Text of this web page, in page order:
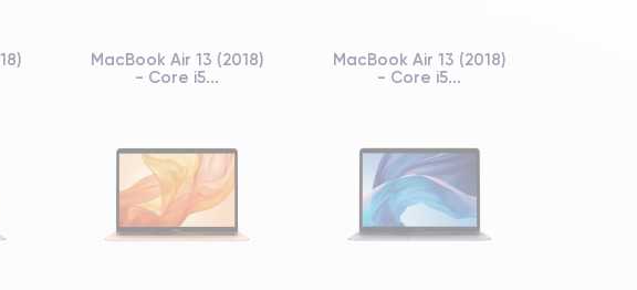
MacBook Air 13 (2018)
- Core i5...
MacBook Air 13 (2018)
- Core i5...